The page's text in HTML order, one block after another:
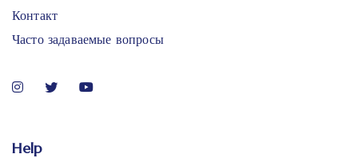
Контакт
Часто задаваемые вопросы
Help